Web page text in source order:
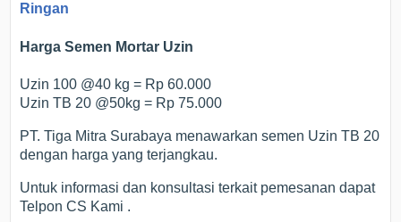
Ringan
Harga Semen Mortar Uzin
Uzin 100 @40 kg = Rp 60.000
Uzin TB 20 @50kg = Rp 75.000
PT. Tiga Mitra Surabaya menawarkan semen Uzin TB 20
dengan harga yang terjangkau.
Untuk informasi dan konsultasi terkait pemesanan dapat
Telpon CS Kami .